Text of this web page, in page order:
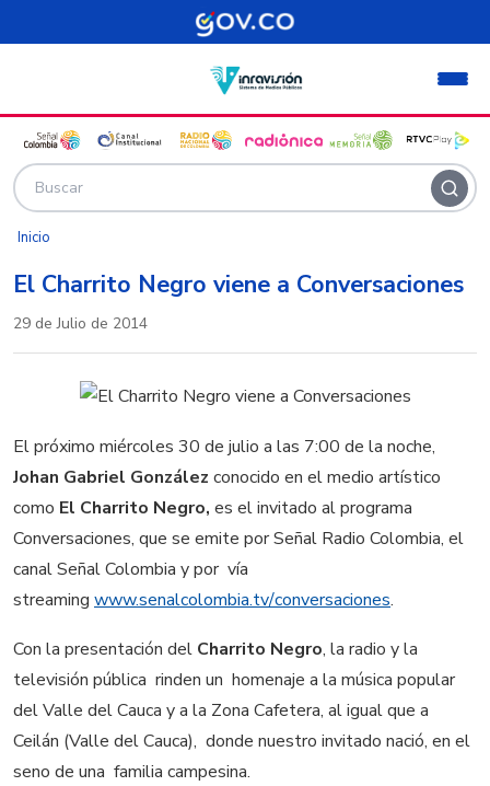
Pasar al contenido principal
Inicio
El Charrito Negro viene a Conversaciones
29 de Julio de 2014
El próximo miércoles 30 de julio a las 7:00 de la noche,
Johan Gabriel González conocido en el medio artístico
como El Charrito Negro, es el invitado al programa
Conversaciones, que se emite por Señal Radio Colombia, el
canal Señal Colombia y por vía
streaming www.senalcolombia.tv/conversaciones.
Con la presentación del Charrito Negro, la radio y la
televisión pública rinden un homenaje a la música popular
del Valle del Cauca y a la Zona Cafetera, al igual que a
Ceilán (Valle del Cauca), donde nuestro invitado nació, en el
seno de una familia campesina.